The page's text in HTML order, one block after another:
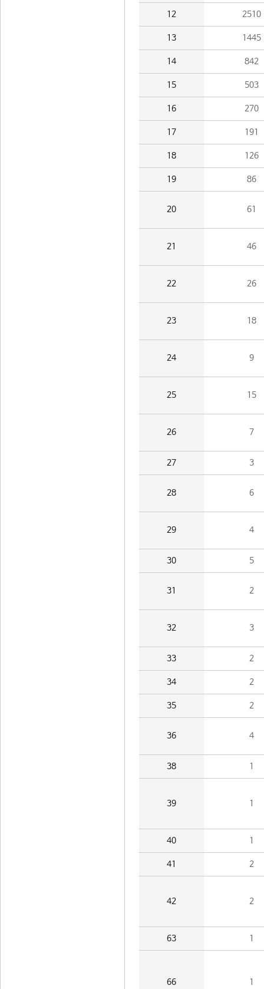
12 2510
13 1445
14 842
15 503
16 270
17 191
18 126
19 86
20 61
21 46
22 26
23 18
24 9
25 15
26 7
27 3
28 6
29 4
30 5
31 2
32 3
33 2
34 2
35 2
36 4
38 1
39 1
40 1
41 2
42 2
63 1
66 1